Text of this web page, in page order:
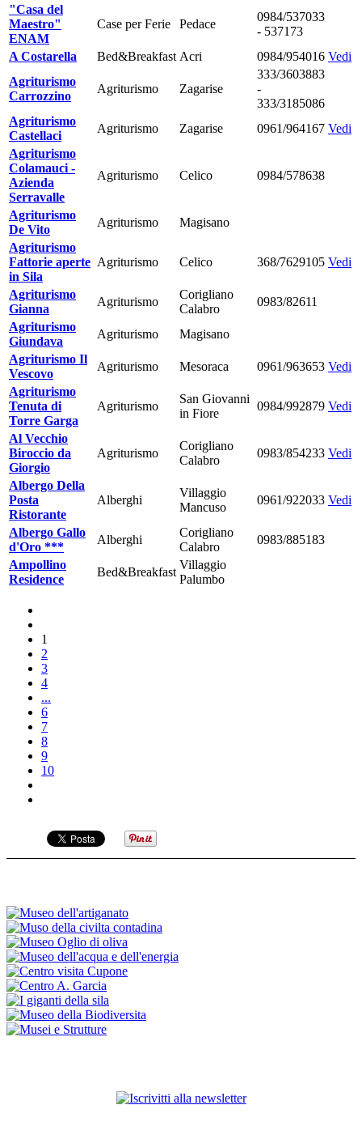
"Casa del
Maestro"
ENAM
Case per Ferie Pedace
0984/537033
- 537173
A Costarella
Bed&Breakfast Acri 0984/954016 Vedi
Agriturismo
Carrozzino
Agriturismo Zagarise
333/3603883
-
333/3185086
Agriturismo
Castellaci
Agriturismo Zagarise 0961/964167 Vedi
Agriturismo
Colamauci -
Azienda
Serravalle
Agriturismo Celico 0984/578638
Agriturismo
De Vito
Agriturismo
Magisano
Agriturismo
Fattorie aperte
in Sila
Agriturismo Celico 368/7629105 Vedi
Agriturismo
Gianna
Agriturismo
Corigliano
Calabro
0983/82611
Agriturismo
Giundava
Agriturismo
Magisano
Agriturismo Il
Vescovo
Agriturismo Mesoraca 0961/963653 Vedi
Agriturismo
Tenuta di
Torre Garga
Agriturismo
San Giovanni
in Fiore
0984/992879 Vedi
Al Vecchio
Biroccio da
Giorgio
Agriturismo
Corigliano
Calabro
0983/854233 Vedi
Albergo Della
Posta
Ristorante
Alberghi
Villaggio
Mancuso
0961/922033 Vedi
Albergo Gallo
d'Oro ***
Alberghi
Corigliano
Calabro
0983/885183
Ampollino
Residence
Bed&Breakfast
Villaggio
Palumbo
1
2
3
4
...
6
7
8
9
10